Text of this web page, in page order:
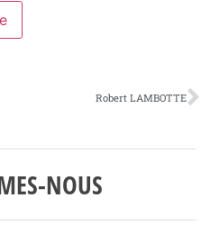
Robert LAMBOTTE
NOUS